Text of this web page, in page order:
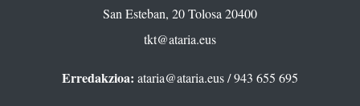
San Esteban, 20 Tolosa 20400
tkt@ataria.eus
Erredakzioa: ataria@ataria.eus/ 943 655 695